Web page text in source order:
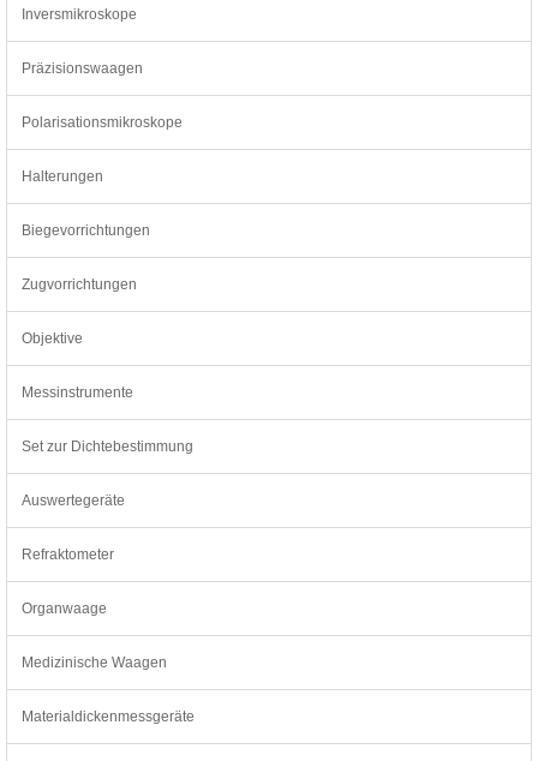
Inversmikroskope
Präzisionswaagen
Polarisationsmikroskope
Halterungen
Biegevorrichtungen
Zugvorrichtungen
Objektive
Messinstrumente
Set zur Dichtebestimmung
Auswertegeräte
Refraktometer
Organwaage
Medizinische Waagen
Materialdickenmessgeräte